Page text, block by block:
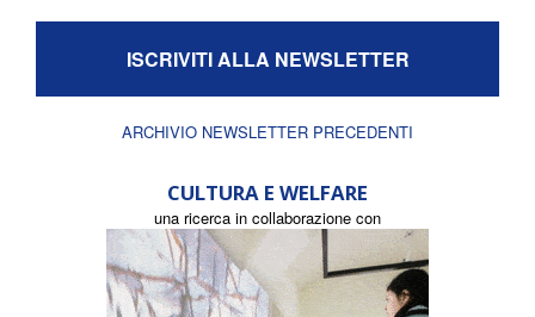
ISCRIVITI ALLA NEWSLETTER
ARCHIVIO NEWSLETTER PRECEDENTI
CULTURA E WELFARE
una ricerca in collaborazione con